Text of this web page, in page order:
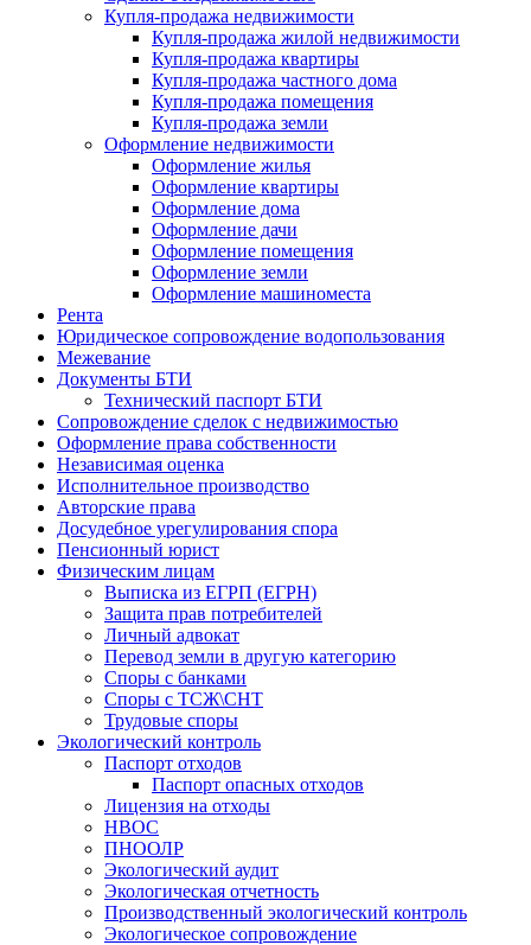
Купля-продажа недвижимости
Купля-продажа жилой недвижимости
Купля-продажа квартиры
Купля-продажа частного дома
Купля-продажа помещения
Купля-продажа земли
Оформление недвижимости
Оформление жилья
Оформление квартиры
Оформление дома
Оформление дачи
Оформление помещения
Оформление земли
Оформление машиноместа
Рента
Юридическое сопровождение водопользования
Межевание
Документы БТИ
Технический паспорт БТИ
Сопровождение сделок с недвижимостью
Оформление права собственности
Независимая оценка
Исполнительное производство
Авторские права
Досудебное урегулирования спора
Пенсионный юрист
Физическим лицам
Выписка из ЕГРП (ЕГРН)
Защита прав потребителей
Личный адвокат
Перевод земли в другую категорию
Споры с банками
Споры с ТСЖ\СНТ
Трудовые споры
Экологический контроль
Паспорт отходов
Паспорт опасных отходов
Лицензия на отходы
НВОС
ПНООЛР
Экологический аудит
Экологическая отчетность
Производственный экологический контроль
Экологическое сопровождение